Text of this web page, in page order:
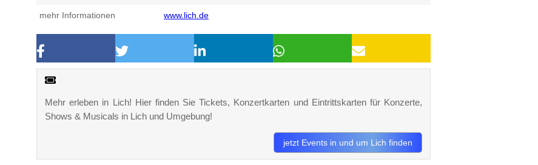
mehr Informationen www.lich.de
Mehr erleben in Lich! Hier finden Sie Tickets, Konzertkarten und Eintrittskarten für Konzerte,
Shows & Musicals in Lich und Umgebung!
jetzt Events in und um Lich finden